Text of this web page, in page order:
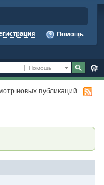
Помощь
Помощь
новых публикаций